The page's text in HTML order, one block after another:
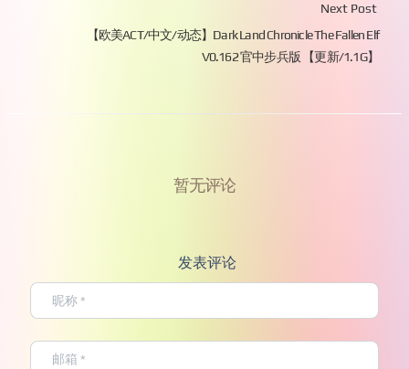
Next Post
【欧美ACT/中文/动态】Dark Land Chronicle The Fallen Elf
V0.162 官中步兵版 【更新/1.1G】
暂无评论
发表评论